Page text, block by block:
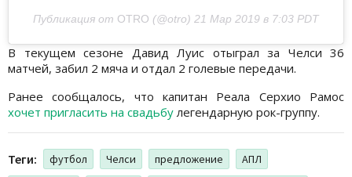
Публикация от OTRO (@otro) 21 Мар 2019 в 7:03 PDT
В текущем сезоне Давид Луис отыграл за Челси 36
матчей, забил 2 мяча и отдал 2 голевые передачи.
Ранее сообщалось, что капитан Реала Серхио Рамос
хочет пригласить на свадьбу легендарную рок-группу.
Теги: футбол Челси предложение
АПЛ